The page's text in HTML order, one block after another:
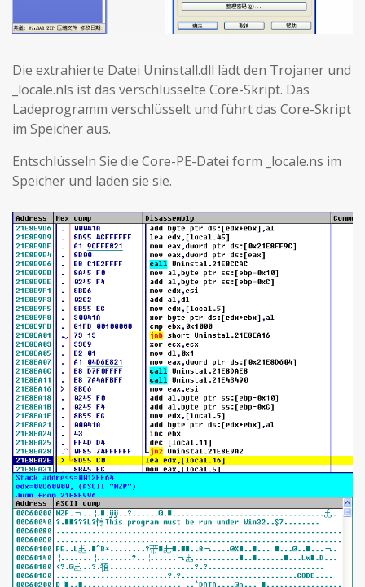
Die extrahierte Datei Uninstall.dll lädt den Trojaner und
_locale.nls ist das verschlüsselte Core-Skript. Das
Ladeprogramm verschlüsselt und führt das Core-Skript
im Speicher aus.
Entschlüsseln Sie die Core-PE-Datei form _locale.ns im
Speicher und laden sie sie.